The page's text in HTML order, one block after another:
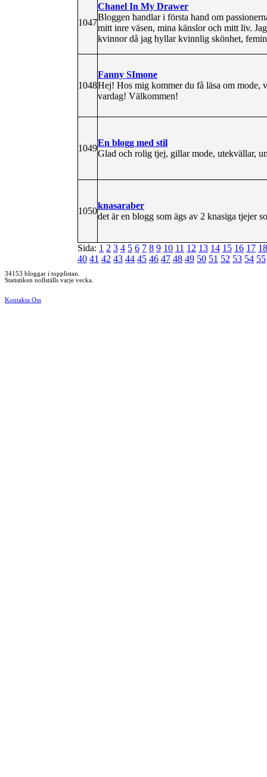
1047
Chanel In My Drawer
Bloggen handlar i första hand om
mitt inre väsen, mina känslor och mitt liv.
kvinnor då jag hyllar kvinnlig skönhet,
1048
Fanny SImone
Hej! Hos mig kommer du få läsa om mode,
vardag! Välkommen!
1049
En blogg med stil
Glad och rolig tjej, gillar mode, utekvällar,
1050
knasaraber
det är en blogg som ägs av 2 knasiga tjejer
Sida: 1 2 3 4 5 6 7 8 9 10 11 12 13 14 15 16 17 18
40 41 42 43 44 45 46 47 48 49 50 51 52 53 54 55
34153 bloggar i topplistan.
Statistiken nollställs varje vecka.
Kontakta Oss